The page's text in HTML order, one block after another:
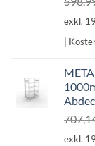
exkl.
|
exkl.